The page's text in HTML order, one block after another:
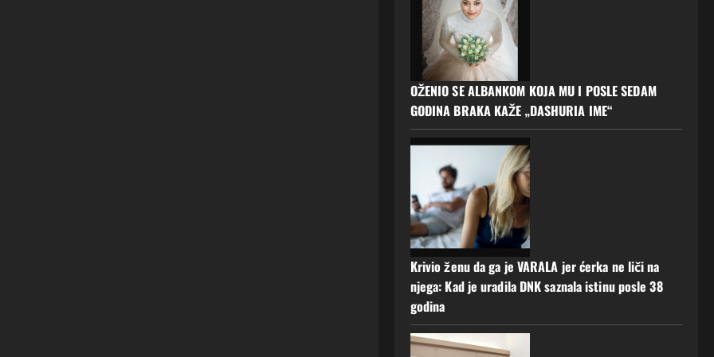
OŽENIO SE ALBANKOM KOJA MU I POSLE SEDAM
GODINA BRAKA KAŽE „DASHURIA IME“
Krivio ženu da ga je VARALA jer ćerka ne liči na
njega: Kad je uradila DNK saznala istinu posle 38
godina